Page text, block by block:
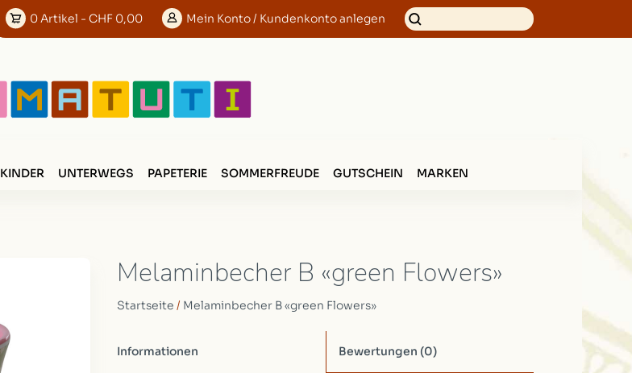
0Artikel - CHF 0,00 Mein Konto/ Kundenkonto anlegen
KINDER UNTERWEGS PAPETERIE SOMMERFREUDE GUTSCHEIN MARKEN
Melaminbecher B «green Flowers»
Startseite / Melaminbecher B «green Flowers»
Informationen Bewertungen (0)